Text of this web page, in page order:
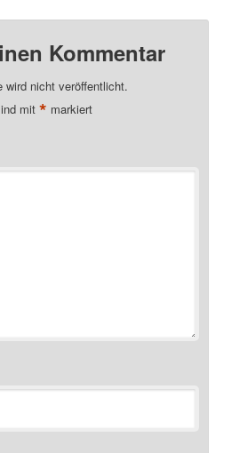
Kommentar
wird nicht veröffentlicht.
mit* markiert